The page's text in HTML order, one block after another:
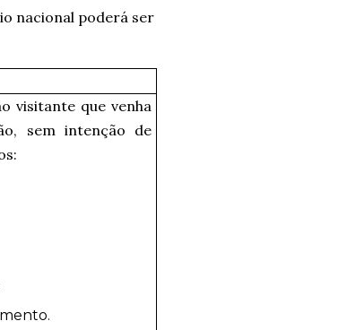
nacional poderá ser
visitante que venha
sem intenção de